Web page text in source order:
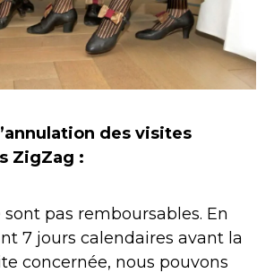
des visites
ZigZag :
sont pas remboursables. En
7 jours calendaires avant la
concernée, nous pouvons